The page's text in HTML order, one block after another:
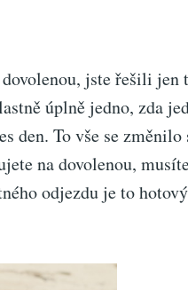
jste řešili jen
úplně jedno, zda
den. To vše se
na dovolenou,
odjezdu je to